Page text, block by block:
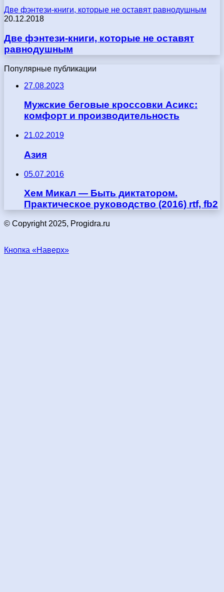
Две фэнтези-книги, которые не оставят равнодушным
20.12.2018
Две фэнтези-книги, которые не оставят
равнодушным
Популярные публикации
27.08.2023
Мужские беговые кроссовки Асикс:
комфорт и производительность
21.02.2019
Азия
05.07.2016
Хем Микал — Быть диктатором.
Практическое руководство (2016) rtf, fb2
© Copyright 2025, Progidra.ru
Кнопка «Наверх»